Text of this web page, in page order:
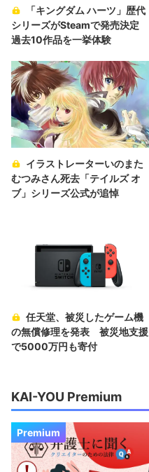
「キングダム ハーツ」歴代
シリーズがSteamで発売決定
過去10作品を一挙体験
イラストレーターいのまた
むつみさん死去「テイルズ オ
ブ」シリーズ公式が追悼
任天堂、被災したゲーム機
の無償修理を発表 被災地支援
で5000万円も寄付
KAI-YOU Premium
Premium